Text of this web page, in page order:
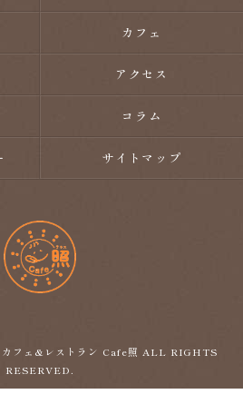
カフェ
アクセス
コラム
サイトマップ
カフェ&レストラン Cafe照 ALL RIGHTS
RESERVED.